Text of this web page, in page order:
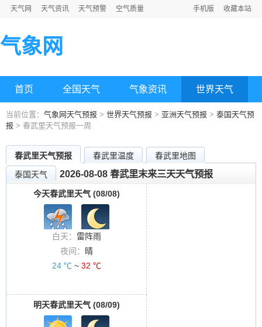
天气网 天气资讯 天气预警 空气质量 手机版 收藏本站
气象网
首页 全国天气 气象资讯 世界天气
当前位置： 气象网天气预报 > 世界天气预报 > 亚洲天气预报 > 泰国天气预
报 > 春武里天气预报一周
春武里天气预报 春武里温度
春武里地图
泰国天气
2026-08-08 春武里末来三天天气预报
今天春武里天气 (08/08)
白天： 雷阵雨
夜间：
晴
24 ℃ ~ 32 ℃
明天春武里天气 (08/09)